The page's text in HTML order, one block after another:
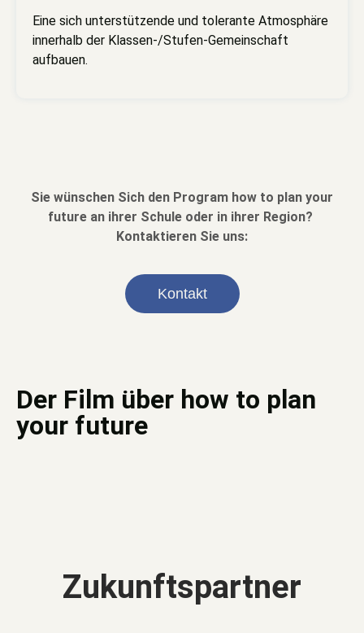
Eine sich unterstützende und tolerante Atmosphäre
innerhalb der Klassen-/Stufen-Gemeinschaft
aufbauen.
Sie wünschen Sich den Program how to plan your
future an ihrer Schule oder in ihrer Region?
Kontaktieren Sie uns:
Kontakt
Der Film über how to plan
your future
Zukunftspartner